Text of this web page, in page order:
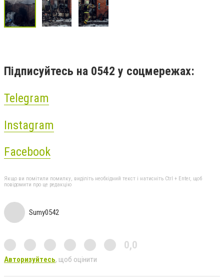
Підписуйтесь на 0542 у соцмережах:
Telegram
Instagram
Facebook
Якщо ви помітили помилку, виділіть необхідний текст і натисніть Ctrl + Enter, щоб
повідомити про це редакцію
Sumy0542
0,0
Авторизуйтесь, щоб оцінити